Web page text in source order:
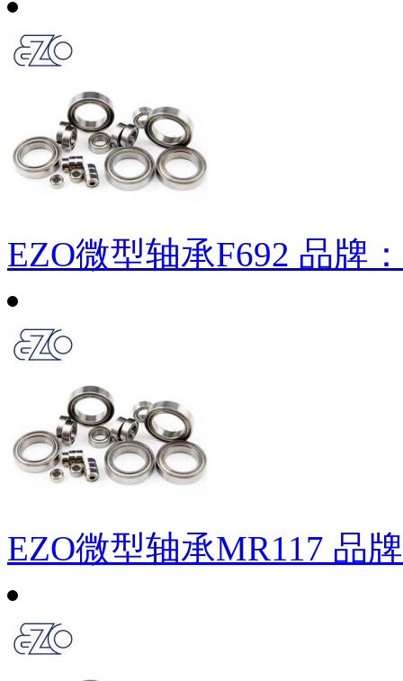
EZO微型轴承F692 品牌：
EZO微型轴承MR117 品